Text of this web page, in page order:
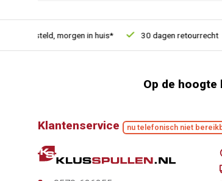
besteld, morgen in huis* 30 dagen retourrecht
Op de hoogte
Klantenservice nu telefonisch niet